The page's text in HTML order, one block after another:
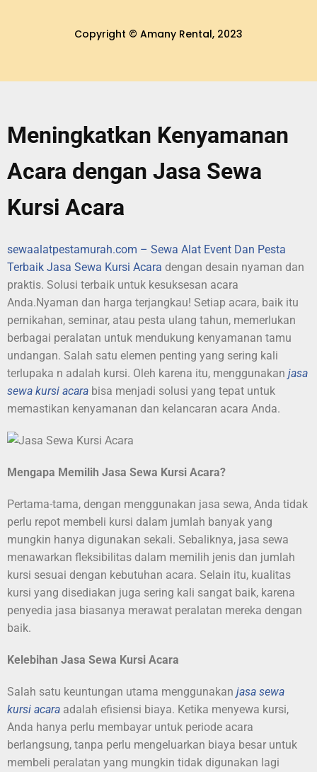
Copyright © Amany Rental, 2023
Meningkatkan Kenyamanan
Acara dengan Jasa Sewa
Kursi Acara
sewaalatpestamurah.com – Sewa Alat Event Dan Pesta
Terbaik Jasa Sewa Kursi Acara dengan desain nyaman dan
praktis. Solusi terbaik untuk kesuksesan acara
Anda.Nyaman dan harga terjangkau! Setiap acara, baik itu
pernikahan, seminar, atau pesta ulang tahun, memerlukan
berbagai peralatan untuk mendukung kenyamanan tamu
undangan. Salah satu elemen penting yang sering kali
terlupaka n adalah kursi. Oleh karena itu, menggunakan jasa
sewa kursi acara bisa menjadi solusi yang tepat untuk
memastikan kenyamanan dan kelancaran acara Anda.
Mengapa Memilih Jasa Sewa Kursi Acara?
Pertama-tama, dengan menggunakan jasa sewa, Anda tidak
perlu repot membeli kursi dalam jumlah banyak yang
mungkin hanya digunakan sekali. Sebaliknya, jasa sewa
menawarkan fleksibilitas dalam memilih jenis dan jumlah
kursi sesuai dengan kebutuhan acara. Selain itu, kualitas
kursi yang disediakan juga sering kali sangat baik, karena
penyedia jasa biasanya merawat peralatan mereka dengan
baik.
Kelebihan Jasa Sewa Kursi Acara
Salah satu keuntungan utama menggunakan jasa sewa
kursi acara adalah efisiensi biaya. Ketika menyewa kursi,
Anda hanya perlu membayar untuk periode acara
berlangsung, tanpa perlu mengeluarkan biaya besar untuk
membeli peralatan yang mungkin tidak digunakan lagi